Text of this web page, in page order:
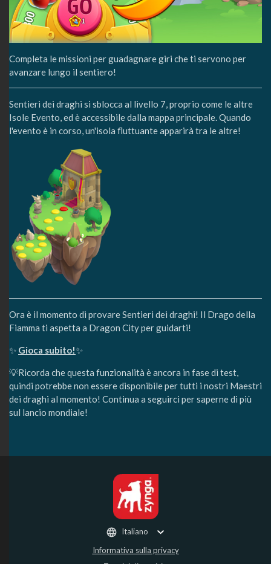
Completa le missioni per guadagnare giri che ti servono per
avanzare lungo il sentiero!
Sentieri dei draghi si sblocca al livello 7, proprio come le altre
Isole Evento, ed è accessibile dalla mappa principale. Quando
l'evento è in corso, un'isola fluttuante apparirà tra le altre!
Ora è il momento di provare Sentieri dei draghi! Il Drago della
Fiamma ti aspetta a Dragon City per guidarti!
✨ Gioca subito!✨
💡Ricorda che questa funzionalità è ancora in fase di test,
quindi potrebbe non essere disponibile per tutti i nostri Maestri
dei draghi al momento! Continua a seguirci per saperne di più
sul lancio mondiale!
Informativa sulla privacy
Italiano